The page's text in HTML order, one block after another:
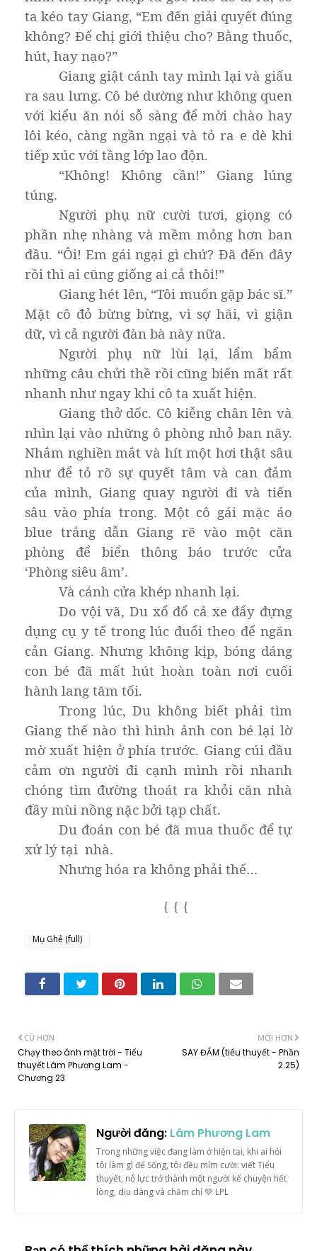
ta kéo tay Giang, “Em đến giải quyết đúng
không? Để chị giới thiệu cho? Bằng thuốc,
hút, hay nạo?”
Giang giật cánh tay mình lại và giấu
ra sau lưng. Cô bé dường như không quen
với kiểu ăn nói sỗ sàng để mời chào hay
lôi kéo, càng ngần ngại và tỏ ra e dè khi
tiếp xúc với tầng lớp lao độn.
“Không! Không cần!” Giang lúng
túng.
Người phụ nữ cười tươi, giọng có
phần nhẹ nhàng và mềm mỏng hơn ban
đầu. “Ôi! Em gái ngại gì chứ? Đã đến đây
rồi thì ai cũng giống ai cả thôi!”
Giang hét lên, “Tôi muốn gặp bác sĩ.”
Mặt cô đỏ bừng bừng, vì sợ hãi, vì giận
dữ, vì cả người đàn bà này nữa.
Người phụ nữ lùi lại, lẩm bẩm
những câu chửi thề rồi cũng biến mất rất
nhanh như ngay khi cô ta xuất hiện.
Giang thở dốc. Cô kiễng chân lên và
nhìn lại vào những ô phòng nhỏ ban nãy.
Nhắm nghiền mắt và hít một hơi thật sâu
như để tỏ rõ sự quyết tâm và can đảm
của mình, Giang quay người đi và tiến
sâu vào phía trong. Một cô gái mặc áo
blue trắng dẫn Giang rẽ vào một căn
phòng để biển thông báo trước cửa
‘Phòng siêu âm’.
Và cánh cửa khép nhanh lại.
Do vội vã, Du xổ đổ cả xe đẩy đựng
dụng cụ y tế trong lúc đuổi theo để ngăn
cản Giang. Nhưng không kịp, bóng dáng
con bé đã mất hút hoàn toàn nơi cuối
hành lang tăm tối.
Trong lúc, Du không biết phải tìm
Giang thế nào thì hình ảnh con bé lại lờ
mờ xuất hiện ở phía trước. Giang cúi đầu
cảm ơn người đi cạnh mình rồi nhanh
chóng tìm đường thoát ra khỏi căn nhà
đầy mùi nồng nặc bởi tạp chất.
Du đoán con bé đã mua thuốc để tự
xử lý tại nhà.
Nhưng hóa ra không phải thế…
{ { {
Mụ Ghẻ (full)
MỚI HƠN
SAY ĐẮM (tiểu thuyết - Phần
2.25)
CŨ HƠN
Chạy theo ánh mặt trời - Tiểu
thuyết Lâm Phương Lam -
Chương 23
Người đăng: Lâm Phương Lam
Trong những việc đang làm ở hiện tại, khi ai hỏi
tôi làm gì để Sống, tôi đều mỉm cười: viết Tiểu
thuyết, nỗ lực trở thành một người kể chuyện hết
lòng, dịu dàng và chăm chỉ 💚 LPL